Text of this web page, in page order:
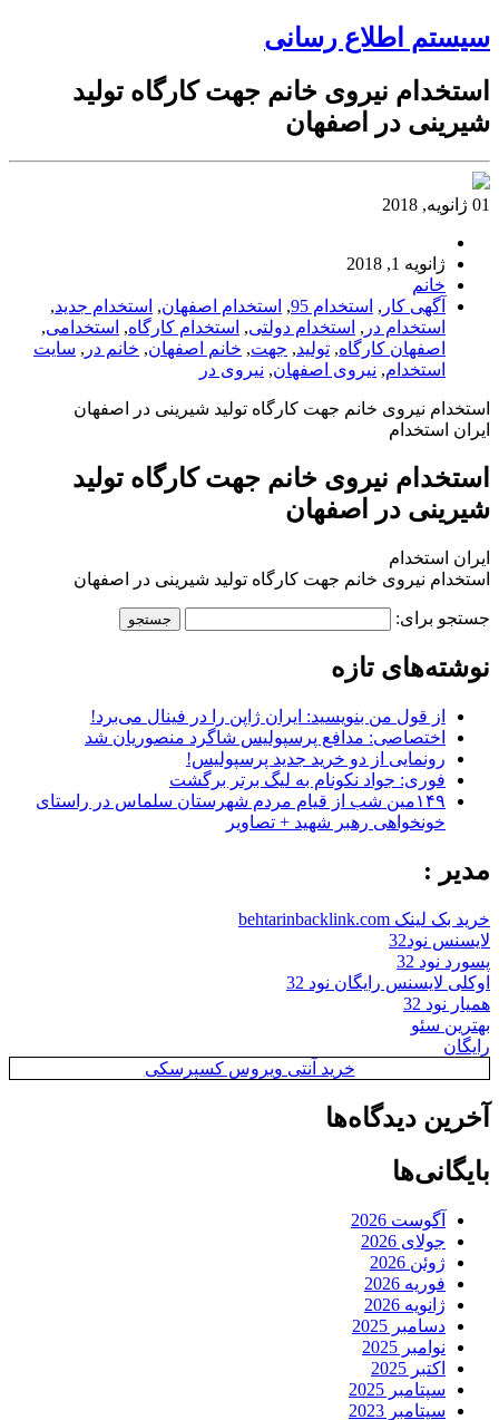
سیستم اطلاع رسانی
استخدام نیروی خانم جهت کارگاه تولید
شیرینی در اصفهان
01 ژانویه, 2018
ژانویه 1, 2018
خانم
آگهی کار , استخدام 95 , استخدام اصفهان, استخدام جدید,
استخدام در , استخدام دولتی, استخدام کارگاه, استخدامی,
اصفهان کارگاه, تولید, جهت, خانم اصفهان, خانم در , سایت
استخدام, نیروی اصفهان, نیروی در
استخدام نیروی خانم جهت کارگاه تولید شیرینی در اصفهان
ایران استخدام
استخدام نیروی خانم جهت کارگاه تولید
شیرینی در اصفهان
ایران استخدام
استخدام نیروی خانم جهت کارگاه تولید شیرینی در اصفهان
جستجو برای:
نوشته‌های تازه
از قول من بنویسید: ایران ژاپن را در فینال می‌برد!
اختصاصی: مدافع پرسپولیس شاگرد منصوریان شد
رونمایی از دو خرید جدید پرسپولیس!
فوری: جواد نکونام به لیگ برتر برگشت
۱۴۹مین شب از قیام مردم شهرستان سلماس در راستای
خونخواهی رهبر شهید + تصاویر
مدیر :
خرید بک لینک behtarinbacklink.com
لایسنس نود32
پسورد نود 32
اوکلی لایسنس رایگان نود 32
همیار نود 32
بهترین سئو
رایگان
خرید آنتی ویروس کسپرسکی
آخرین دیدگاه‌ها
بایگانی‌ها
آگوست 2026
جولای 2026
ژوئن 2026
فوریه 2026
ژانویه 2026
دسامبر 2025
نوامبر 2025
اکتبر 2025
سپتامبر 2025
سپتامبر 2023